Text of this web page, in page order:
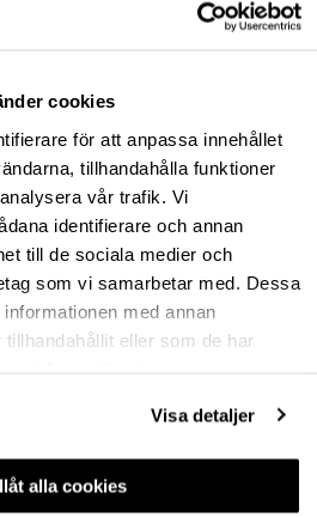
cookies
för att anpassa innehållet
tillhandahålla funktioner
vår trafik. Vi
identifierare och annan
till de sociala medier och
som vi samarbetar med. Dessa
med annan
eller som de har
Visa detaljer
alla cookies
KLÄMSKYDD ROLLO
FSR 6000
hp-71880